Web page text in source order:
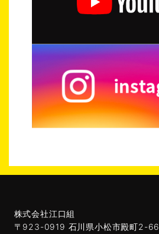
株式会社江口組
〒923-0919 石川県小松市殿町2-66